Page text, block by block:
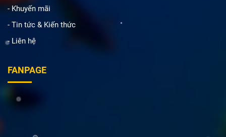
- Khuyến mãi
- Tin tức & Kiến thức
- Liên hệ
FANPAGE